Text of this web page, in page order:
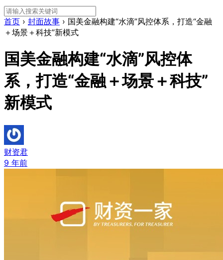
首页 › 封面故事 › 国美金融构建“水滴”风控体系，打造“金融
＋场景＋科技”新模式
国美金融构建“水滴”风控体
系，打造“金融＋场景＋科技”
新模式
财资君
9 年前